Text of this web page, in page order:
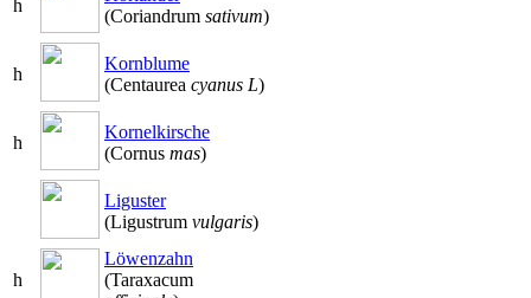
h
(Coriandrum sativum)
h
Kornblume
(Centaurea cyanus L)
h
Kornelkirsche
(Cornus mas)
Liguster
(Ligustrum vulgaris)
h
Löwenzahn
(Taraxacum